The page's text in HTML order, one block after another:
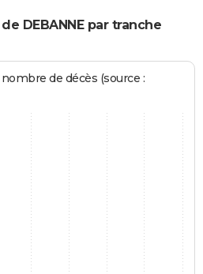
DEBANNE par tranche
de décès (source :